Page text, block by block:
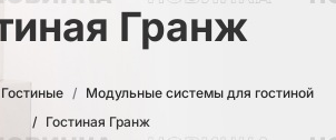
Гранж
Гостиные
Модульные системы для гостиной
Гостиная Гранж